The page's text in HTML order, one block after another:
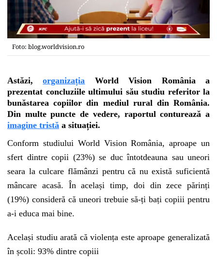
Foto: blog.worldvision.ro
Astăzi,organizația World Vision România a
prezentat concluziile ultimului său studiu referitor la
bunăstarea copiilor din mediul rural din România.
Din multe puncte de vedere, raportul conturează a
imagine tristă a situației.
Conform studiului World Vision România, aproape un
sfert dintre copii (23%) se duc întotdeauna sau uneori
seara la culcare flămânzi pentru că nu există suficientă
mâncare acasă. În același timp, doi din zece părinți
(19%) consideră că uneori trebuie să-ți bați copiii pentru
a-i educa mai bine.
Același studiu arată că violența este aproape generalizată
în școli: 93% dintre copiii